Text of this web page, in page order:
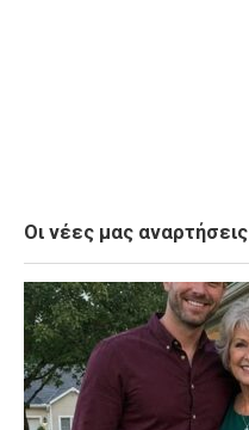
Οι νέες μας αναρτήσεις